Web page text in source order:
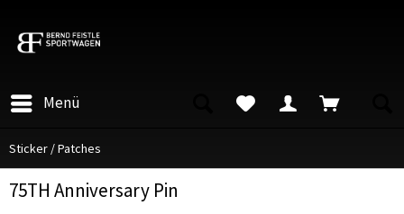
Menü
Sticker / Patches
75TH Anniversary Pin